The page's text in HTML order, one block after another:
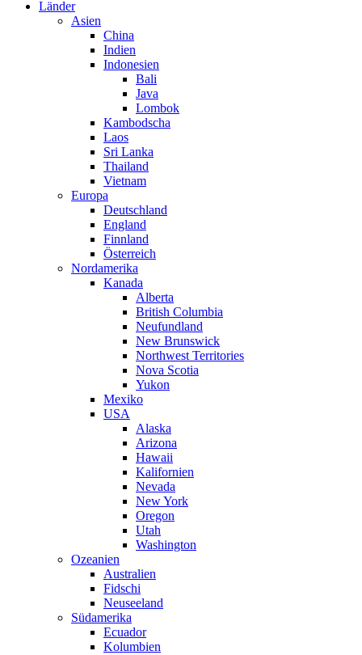
Länder
Asien
China
Indien
Indonesien
Bali
Java
Lombok
Kambodscha
Laos
Sri Lanka
Thailand
Vietnam
Europa
Deutschland
England
Finnland
Österreich
Nordamerika
Kanada
Alberta
British Columbia
Neufundland
New Brunswick
Northwest Territories
Nova Scotia
Yukon
Mexiko
USA
Alaska
Arizona
Hawaii
Kalifornien
Nevada
New York
Oregon
Utah
Washington
Ozeanien
Australien
Fidschi
Neuseeland
Südamerika
Ecuador
Kolumbien